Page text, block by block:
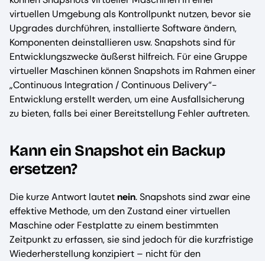
virtuellen Umgebung als Kontrollpunkt nutzen, bevor sie
Upgrades durchführen, installierte Software ändern,
Komponenten deinstallieren usw. Snapshots sind für
Entwicklungszwecke äußerst hilfreich. Für eine Gruppe
virtueller Maschinen können Snapshots im Rahmen einer
„Continuous Integration / Continuous Delivery“-
Entwicklung erstellt werden, um eine Ausfallsicherung
zu bieten, falls bei einer Bereitstellung Fehler auftreten.
Kann ein Snapshot ein Backup
ersetzen?
Die kurze Antwort lautetnein. Snapshots sind zwar eine
effektive Methode, um den Zustand einer virtuellen
Maschine oder Festplatte zu einem bestimmten
Zeitpunkt zu erfassen, sie sind jedoch für die kurzfristige
Wiederherstellung konzipiert – nicht für den